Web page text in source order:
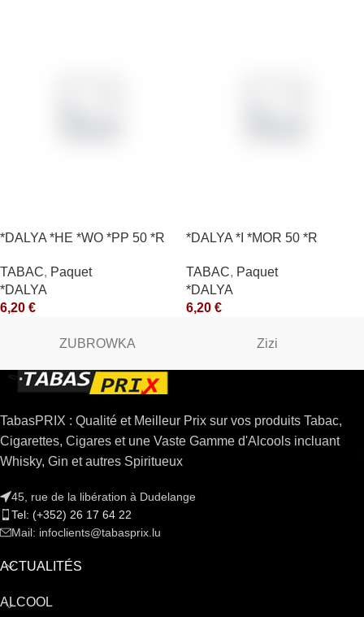
*DALYA *HE *WO *PP 50 *R
TABAC, Paquet
*DALYA
6,20 €
*DALYA *I *MOR 50 *R
TABAC, Paquet
*DALYA
6,20 €
ZUBROWKA Zizi
TabasPRIX : Qualité et Meilleur Prix sur vos produits Tabac,
Cigarettes, Cigares et une Vaste Gamme d'Alcools incluant
Whisky, Gin et autres Spiritueux
45, rue de la libération à Dudelange
Tel: (+352) 26 17 64 22
Mail: infoclients@tabasprix.lu
ACTUALITÉS
ALCOOL